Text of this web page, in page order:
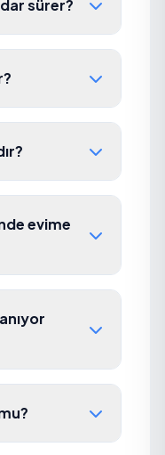
sürer?
evime